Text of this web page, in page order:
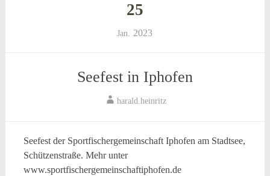
25
Jan. 2023
Seefest in Iphofen
harald.heinritz
Seefest der Sportfischergemeinschaft Iphofen am Stadtsee,
Schützenstraße. Mehr unter
www.sportfischergemeinschaftiphofen.de